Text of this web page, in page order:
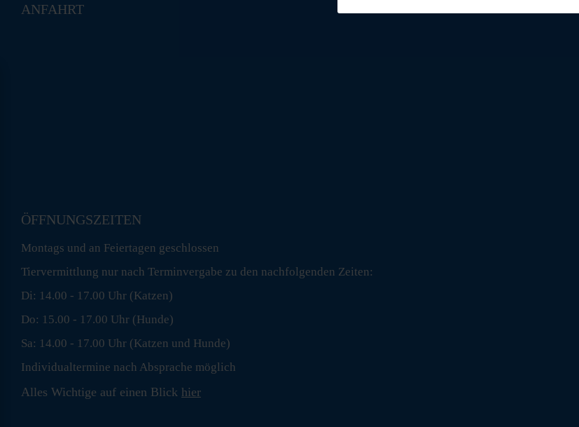
ANFAHRT
ÖFFNUNGSZEITEN
Montags und an Feiertagen geschlossen
Tiervermittlung nur nach Terminvergabe zu den nachfolgenden Zeiten:
Di: 14.00 - 17.00 Uhr (Katzen)
Do: 15.00 - 17.00 Uhr (Hunde)
Sa: 14.00 - 17.00 Uhr (Katzen und Hunde)
Individualtermine nach Absprache möglich
Alles Wichtige auf einen Blick hier